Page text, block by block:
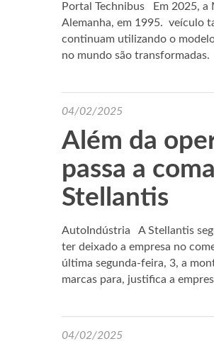
Portal Technibus Em 2025, a
Alemanha, em 1995. veículo
continuam utilizando o
no mundo são
04/02/2025
Além da
passa a
Stellantis
AutoIndústria A Stellantis
ter deixado a empresa no
última segunda-feira, 3, a
marcas para, justifica a
04/02/2025